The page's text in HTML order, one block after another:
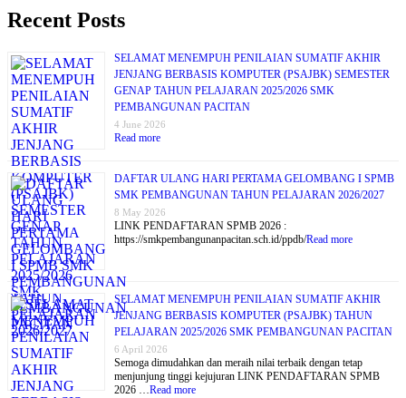
Recent Posts
SELAMAT MENEMPUH PENILAIAN SUMATIF AKHIR
JENJANG BERBASIS KOMPUTER (PSAJBK) SEMESTER
GENAP TAHUN PELAJARAN 2025/2026 SMK
PEMBANGUNAN PACITAN
4 June 2026
Read more
DAFTAR ULANG HARI PERTAMA GELOMBANG I SPMB
SMK PEMBANGUNAN TAHUN PELAJARAN 2026/2027
8 May 2026
LINK PENDAFTARAN SPMB 2026 :
https://smkpembangunanpacitan.sch.id/ppdb/Read more
SELAMAT MENEMPUH PENILAIAN SUMATIF AKHIR
JENJANG BERBASIS KOMPUTER (PSAJBK) TAHUN
PELAJARAN 2025/2026 SMK PEMBANGUNAN PACITAN
6 April 2026
Semoga dimudahkan dan meraih nilai terbaik dengan tetap
menjunjung tinggi kejujuran LINK PENDAFTARAN SPMB
2026 …Read more